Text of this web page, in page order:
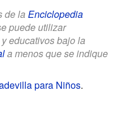
de la Enciclopedia
puede utilizar
educativos bajo la
a menos que se indique
para Niños.